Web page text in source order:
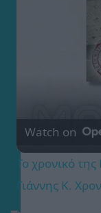
Watch on
Το χρονικό
Γιάννης Κ.